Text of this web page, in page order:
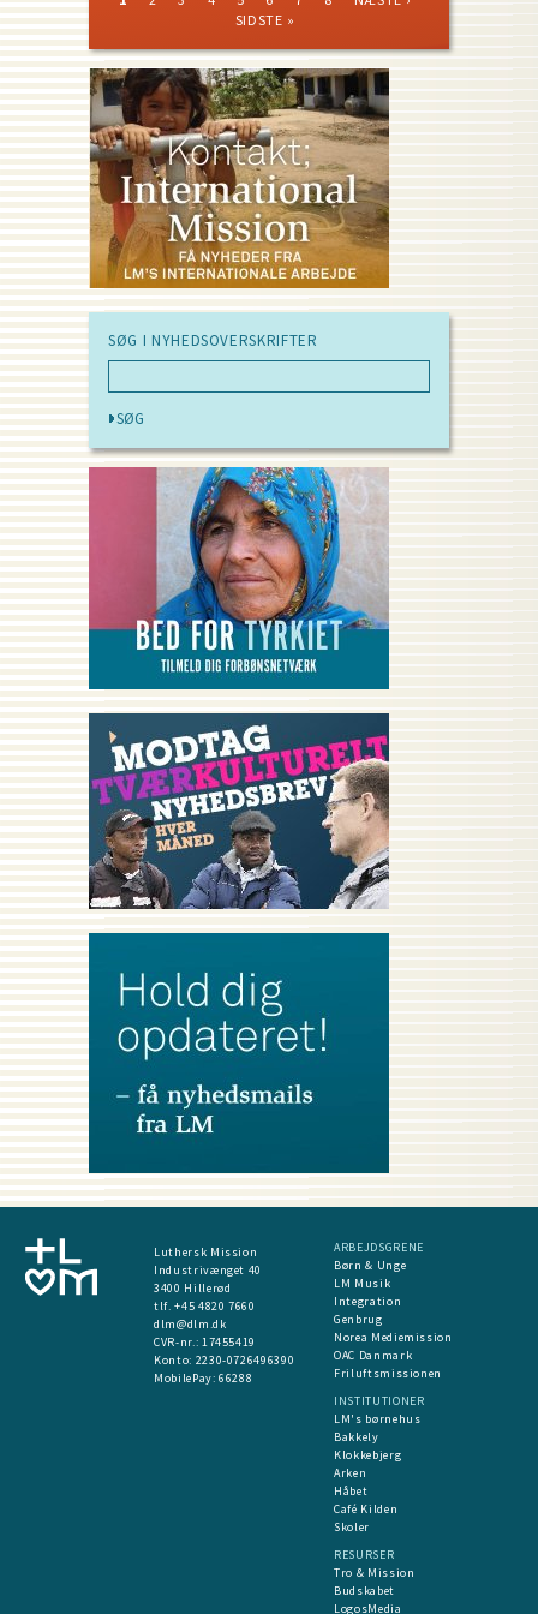
SIDSTE »
SØG I NYHEDSOVERSKRIFTER
Luthersk Mission
Industrivænget 40
3400 Hillerød
tlf. +45 4820 7660
dlm@dlm.dk
CVR-nr.: 17455419
​Konto: 2230-0726496390
MobilePay:66288
ARBEJDSGRENE
Børn & Unge
LM Musik
Integration
Genbrug
Norea Mediemission
OAC Danmark
Friluftsmissionen
INSTITUTIONER
LM's børnehus
Bakkely
Klokkebjerg
Arken
Håbet
Café Kilden
Skoler
RESURSER
Tro & Mission
Budskabet
LogosMedia